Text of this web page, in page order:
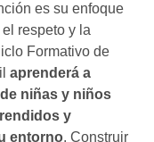
es su enfoque
respeto y la
Formativo de
aprenderá a
niñas y niños
y
entorno. Construir